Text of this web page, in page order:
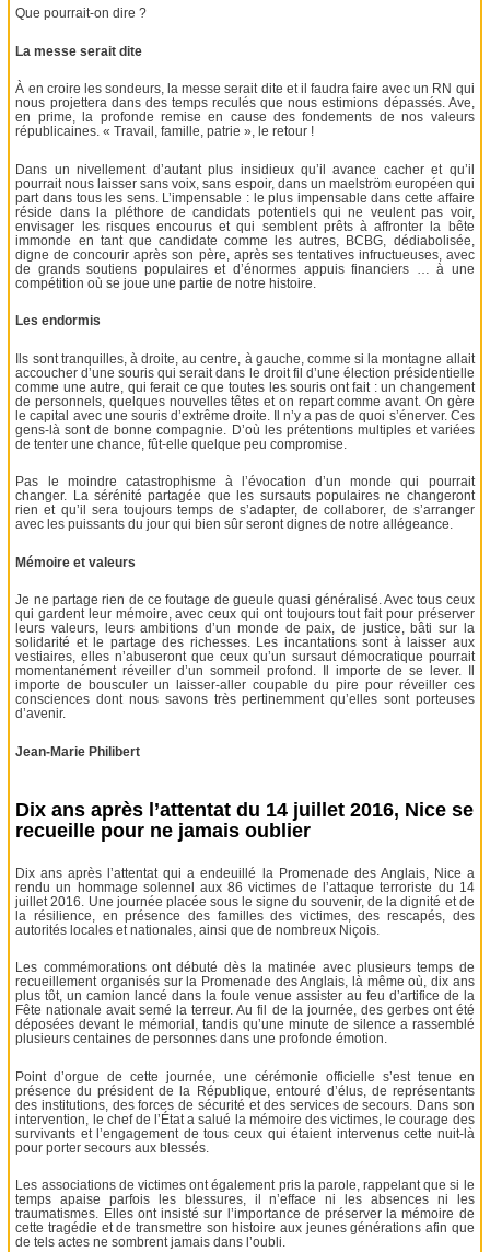
Que pourrait-on dire ?
La messe serait dite
À en croire les sondeurs, la messe serait dite et il faudra faire avec un RN qui
nous projettera dans des temps reculés que nous estimions dépassés. Ave,
en prime, la profonde remise en cause des fondements de nos valeurs
républicaines. « Travail, famille, patrie », le retour !
Dans un nivellement d’autant plus insidieux qu’il avance cacher et qu’il
pourrait nous laisser sans voix, sans espoir, dans un maelström européen qui
part dans tous les sens. L’impensable : le plus impensable dans cette affaire
réside dans la pléthore de candidats potentiels qui ne veulent pas voir,
envisager les risques encourus et qui semblent prêts à affronter la bête
immonde en tant que candidate comme les autres, BCBG, dédiabolisée,
digne de concourir après son père, après ses tentatives infructueuses, avec
de grands soutiens populaires et d’énormes appuis financiers … à une
compétition où se joue une partie de notre histoire.
Les endormis
Ils sont tranquilles, à droite, au centre, à gauche, comme si la montagne allait
accoucher d’une souris qui serait dans le droit fil d’une élection présidentielle
comme une autre, qui ferait ce que toutes les souris ont fait : un changement
de personnels, quelques nouvelles têtes et on repart comme avant. On gère
le capital avec une souris d’extrême droite. Il n’y a pas de quoi s’énerver. Ces
gens-là sont de bonne compagnie. D’où les prétentions multiples et variées
de tenter une chance, fût-elle quelque peu compromise.
Pas le moindre catastrophisme à l’évocation d’un monde qui pourrait
changer. La sérénité partagée que les sursauts populaires ne changeront
rien et qu’il sera toujours temps de s’adapter, de collaborer, de s’arranger
avec les puissants du jour qui bien sûr seront dignes de notre allégeance.
Mémoire et valeurs
Je ne partage rien de ce foutage de gueule quasi généralisé. Avec tous ceux
qui gardent leur mémoire, avec ceux qui ont toujours tout fait pour préserver
leurs valeurs, leurs ambitions d’un monde de paix, de justice, bâti sur la
solidarité et le partage des richesses. Les incantations sont à laisser aux
vestiaires, elles n’abuseront que ceux qu’un sursaut démocratique pourrait
momentanément réveiller d’un sommeil profond. Il importe de se lever. Il
importe de bousculer un laisser-aller coupable du pire pour réveiller ces
consciences dont nous savons très pertinemment qu’elles sont porteuses
d’avenir.
Jean-Marie Philibert
Dix ans après l’attentat du 14 juillet 2016, Nice se
recueille pour ne jamais oublier
Dix ans après l’attentat qui a endeuillé la Promenade des Anglais, Nice a
rendu un hommage solennel aux 86 victimes de l’attaque terroriste du 14
juillet 2016. Une journée placée sous le signe du souvenir, de la dignité et de
la résilience, en présence des familles des victimes, des rescapés, des
autorités locales et nationales, ainsi que de nombreux Niçois.
Les commémorations ont débuté dès la matinée avec plusieurs temps de
recueillement organisés sur la Promenade des Anglais, là même où, dix ans
plus tôt, un camion lancé dans la foule venue assister au feu d’artifice de la
Fête nationale avait semé la terreur. Au fil de la journée, des gerbes ont été
déposées devant le mémorial, tandis qu’une minute de silence a rassemblé
plusieurs centaines de personnes dans une profonde émotion.
Point d’orgue de cette journée, une cérémonie officielle s’est tenue en
présence du président de la République, entouré d’élus, de représentants
des institutions, des forces de sécurité et des services de secours. Dans son
intervention, le chef de l’État a salué la mémoire des victimes, le courage des
survivants et l’engagement de tous ceux qui étaient intervenus cette nuit-là
pour porter secours aux blessés.
Les associations de victimes ont également pris la parole, rappelant que si le
temps apaise parfois les blessures, il n’efface ni les absences ni les
traumatismes. Elles ont insisté sur l’importance de préserver la mémoire de
cette tragédie et de transmettre son histoire aux jeunes générations afin que
de tels actes ne sombrent jamais dans l’oubli.